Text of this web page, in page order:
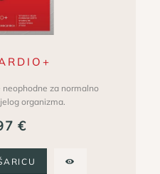
za normalno
organizma.
€